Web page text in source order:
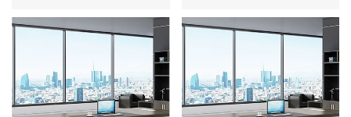
同都需要存档的情况，一旦
整理就容易出现问题对于日
常工作造成不便。 ......
别说正确的进行操作了。其
几乎每个办公场所以及图书
馆都能使用的得到......